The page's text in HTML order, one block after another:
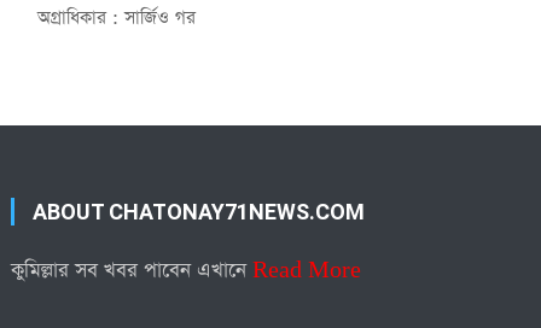
অগ্রাধিকার : সার্জিও গর
ABOUT CHATONAY71NEWS.COM
কুমিল্লার সব খবর পাবেন এখানেRead More